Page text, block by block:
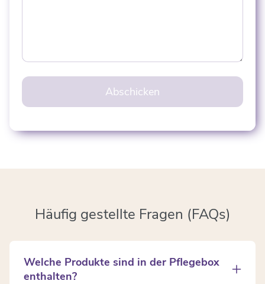
Abschicken
Häufig gestellte Fragen (FAQs)
Welche Produkte sind in der Pflegebox
enthalten?